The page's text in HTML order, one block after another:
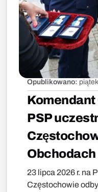
Opublikowano:
Komendant
PSP
23 lipca 2026 r. na
Częstochowie